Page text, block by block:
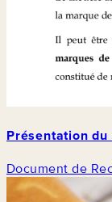
Présentation du
Document de